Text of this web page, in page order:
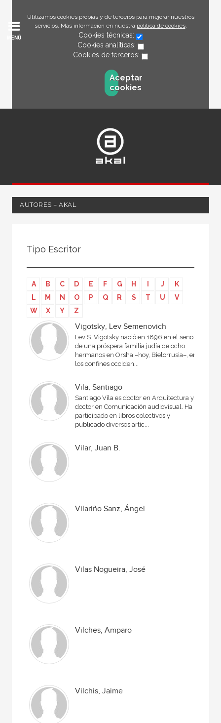
Utilizamos cookies propias y de terceros para mejorar nuestros
servicios. Más información en nuestra política de cookies.
Cookies técnicas:
Cookies analíticas:
Cookies de terceros:
Aceptar
cookies
MENÚ
AUTORES – AKAL
Editor
Editora
Escritor
Escritora
Prologuista
Traductor
Tipo Escritor
A B C D E F G H J
K
L
M N O P Q R S T U
V
W
X Y Z
Vigotsky, Lev Semenovich
Lev S. Vigotsky nació en 1896 en el seno
de una próspera familia judía de ocho
hermanos en Orsha –hoy, Bielorrusia–, en
los confines occiden...
Vila, Santiago
Santiago Vila es doctor en Arquitectura y
doctor en Comunicación audiovisual. Ha
participado en libros colectivos y
publicado diversos artíc...
Vilar, Juan B.
Vilariño Sanz, Ángel
Vilas Nogueira, José
Vilches, Amparo
Vilchis, Jaime